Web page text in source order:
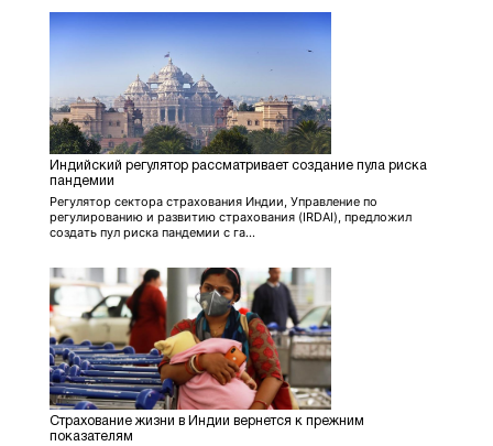
Индийский регулятор рассматривает создание пула риска
пандемии
Регулятор сектора страхования Индии, Управление по
регулированию и развитию страхования (IRDAI), предложил
создать пул риска пандемии с га...
Страхование жизни в Индии вернется к прежним
показателям